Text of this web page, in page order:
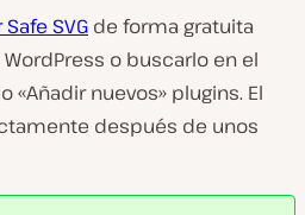
SVG de forma gratuita
o buscarlo en el
«Añadir nuevos» plugins. El
después de unos